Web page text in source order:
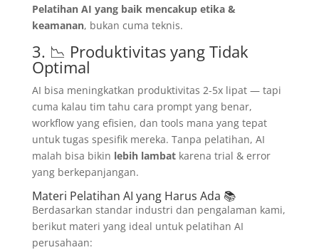
Pelatihan AI yang baik mencakup etika &
keamanan, bukan cuma teknis.
3. 📉 Produktivitas yang Tidak
Optimal
AI bisa meningkatkan produktivitas 2-5x lipat — tapi
cuma kalau tim tahu cara prompt yang benar,
workflow yang efisien, dan tools mana yang tepat
untuk tugas spesifik mereka. Tanpa pelatihan, AI
malah bisa bikin lebih lambatkarena trial & error
yang berkepanjangan.
Materi Pelatihan AI yang Harus Ada 📚
Berdasarkan standar industri dan pengalaman kami,
berikut materi yang ideal untuk pelatihan AI
perusahaan: